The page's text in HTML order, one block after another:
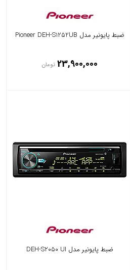
ضبط پایونیر مدل Pioneer DEH-S1252UB
23,900,000 تومان
ضبط پایونیر مدل DEH-S2050 UI